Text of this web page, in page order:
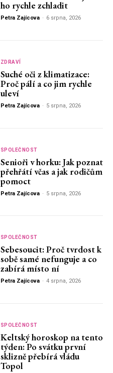
ho rychle zchladit
Petra Zajícova - 6 srpna, 2026
ZDRAVÍ
Suché oči z klimatizace:
Proč pálí a co jim rychle
uleví
Petra Zajícova - 5 srpna, 2026
SPOLEČNOST
Senioři v horku: Jak poznat
přehřátí včas a jak rodičům
pomoct
Petra Zajícova - 5 srpna, 2026
SPOLEČNOST
Sebesoucit: Proč tvrdost k
sobě samé nefunguje a co
zabírá místo ní
Petra Zajícova - 4 srpna, 2026
SPOLEČNOST
Keltský horoskop na tento
týden: Po svátku první
sklizně přebírá vládu
Topol